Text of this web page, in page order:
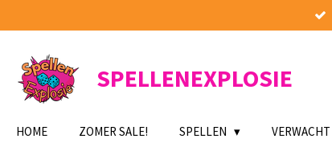
direct
hoofdinhoud
SPELLENEXPLOSIE
HOME ZOMER SALE! SPELLEN VERWACHT